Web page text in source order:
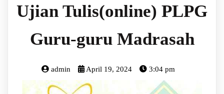
Ujian Tulis(online) PLPG
Guru-guru Madrasah
admin April 19, 2024 3:04 pm